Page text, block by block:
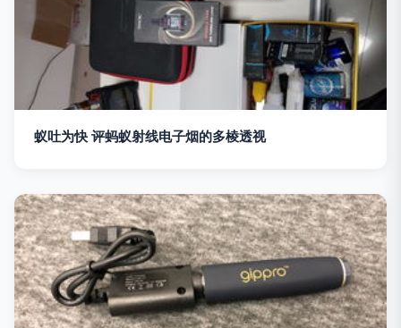
蚁吐为快 评蚂蚁射线电子烟的多棱透视